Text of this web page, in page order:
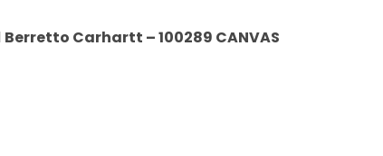
Berretto Carhartt – 100289 CANVAS